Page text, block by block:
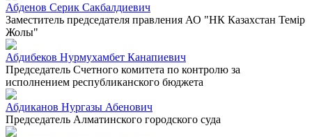
Абденов Серик Сакбалдиевич
Заместитель председателя правления АО "НК Казахстан Темiр
Жолы"
Абдибеков Нурмухамбет Канапиевич
Председатель Счетного комитета по контролю за
исполнением республиканского бюджета
Абдиканов Нургазы Абенович
Председатель Алматинского городского суда